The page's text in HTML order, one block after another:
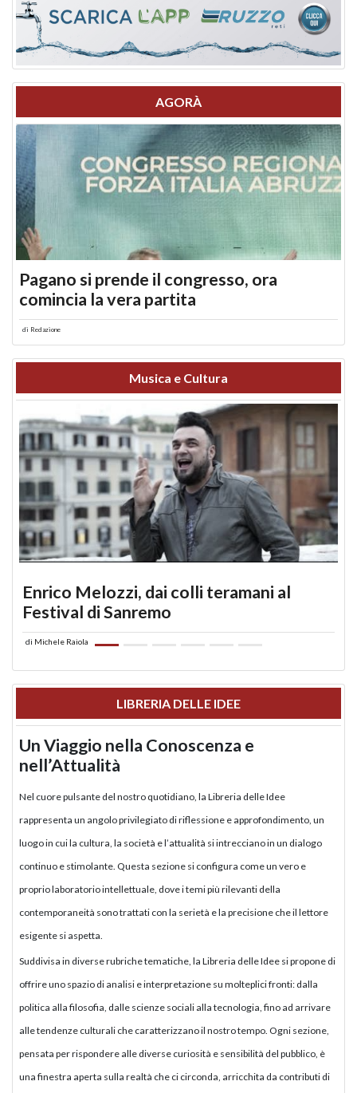
AGORÀ
Pagano si prende il congresso, ora
comincia la vera partita
di Redazione
Musica e Cultura
Enrico Melozzi, dai colli teramani al
Festival di Sanremo
di Michele Raiola
LIBRERIA DELLE IDEE
Un Viaggio nella Conoscenza e
nell’Attualità
Nel cuore pulsante del nostro quotidiano, la Libreria delle Idee
rappresenta un angolo privilegiato di riflessione e approfondimento, un
luogo in cui la cultura, la società e l’attualità si intrecciano in un dialogo
continuo e stimolante. Questa sezione si configura come un vero e
proprio laboratorio intellettuale, dove i temi più rilevanti della
contemporaneità sono trattati con la serietà e la precisione che il lettore
esigente si aspetta.
Suddivisa in diverse rubriche tematiche, la Libreria delle Idee si propone di
offrire uno spazio di analisi e interpretazione su molteplici fronti: dalla
politica alla filosofia, dalle scienze sociali alla tecnologia, fino ad arrivare
alle tendenze culturali che caratterizzano il nostro tempo. Ogni sezione,
pensata per rispondere alle diverse curiosità e sensibilità del pubblico, è
una finestra aperta sulla realtà che ci circonda, arricchita da contributi di